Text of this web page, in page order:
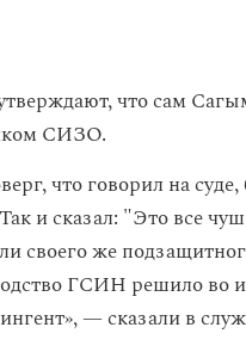
что сам
СИЗО.
что говорил на
и сказал: "Это все
своего же
ГСИН решило во
— сказали в